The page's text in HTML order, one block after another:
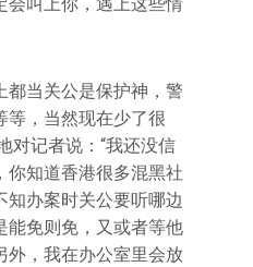
会叫上你，遇上这些情
都当关公是保护神，警
等，当然现在少了很
对记者说：“我还没信
你知道香港很多混黑社
知办案时关公要听哪边
能免则免，又或者等他
外，我在办公室里会放